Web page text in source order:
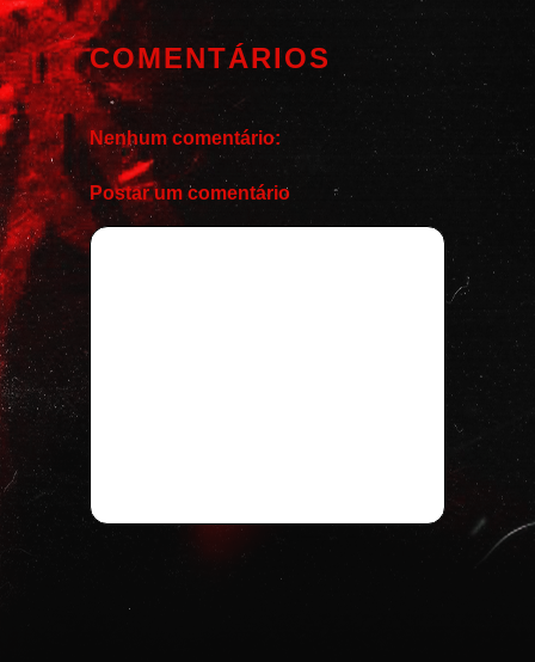
COMENTÁRIOS
Nenhum comentário:
Postar um comentário